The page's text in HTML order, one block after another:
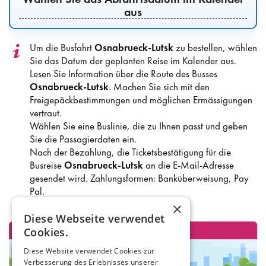
aus
Um die BusfahrtOsnabrueck-Lutskzu bestellen, wählen
Sie das Datum der geplanten Reise im Kalender aus.
Lesen Sie Information über die Route des Busses
Osnabrueck-Lutsk. Machen Sie sich mit den
Freigepäckbestimmungen und möglichen Ermässigungen
vertraut.
Wählen Sie eine Buslinie, die zu Ihnen passt und geben
Sie die Passagierdaten ein.
Nach der Bezahlung, die Ticketsbestätigung für die
BusreiseOsnabrueck-Lutskan die E-Mail-Adresse
gesendet wird. Zahlungsformen: Banküberweisung, Pay
Pal.
×
Diese Webseite verwendet
Cookies.
Diese Website verwendet Cookies zur
Verbesserung des Erlebnisses unserer